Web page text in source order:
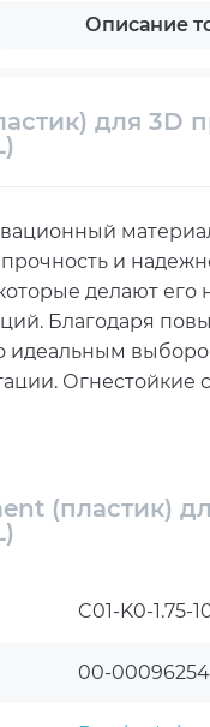
Описание
для 3D
и
делают
Благодаря
идеальным
Огнестойкие
важно при
процесс печати
множество
Lab открывает
Этот
(пластик)
C01-K0-1.75-
00-00096254